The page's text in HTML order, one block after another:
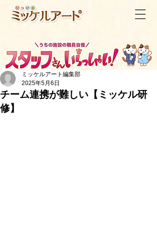
チーム連携が難しい【ミッケル研
修】
ミッケルアート編集部
2025年5月6日